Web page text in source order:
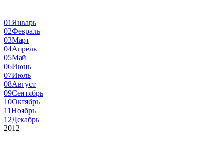
01 Январь
02Февраль
03Март
04Апрель
05Май
06Июнь
07Июль
08Август
09Сентябрь
10Октябрь
11Ноябрь
12Декабрь
2012